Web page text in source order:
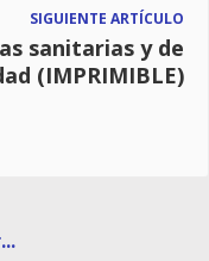
SIGUIENTE ARTÍCULO
sanitarias y de
(IMPRIMIBLE)